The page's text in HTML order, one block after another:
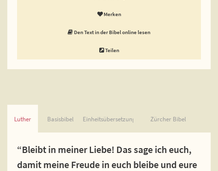
Merken
Den Text in der Bibel online lesen
Teilen
Luther Basisbibel Einheitsübersetzung Zürcher Bibel
“Bleibt in meiner Liebe! Das sage ich euch,
damit meine Freude in euch bleibe und eure